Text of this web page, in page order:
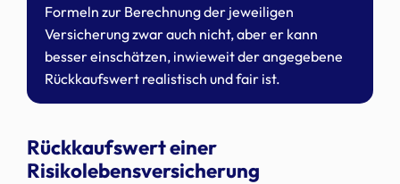
Formeln zur Berechnung der jeweiligen
Versicherung zwar auch nicht, aber er kann
besser einschätzen, inwieweit der angegebene
Rückkaufswert realistisch und fair ist.
Rückkaufswert einer
Risikolebensversicherung